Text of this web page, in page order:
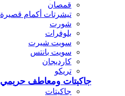
قمصان
تيشرتات أكمام قصيرة
شورت
بلوفرات
سويت شيرت
سويت بانتس
كارديجان
تريكو
جاكيتات ومعاطف حريمي
جاكيتات